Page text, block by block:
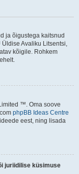
ja õigustega kaitsnud
Avaliku Litsentsi,
kõigile. Rohkem
™. Oma soove
phpBB Ideas Centre
eest, ning lisada
juriidilise küsimuse